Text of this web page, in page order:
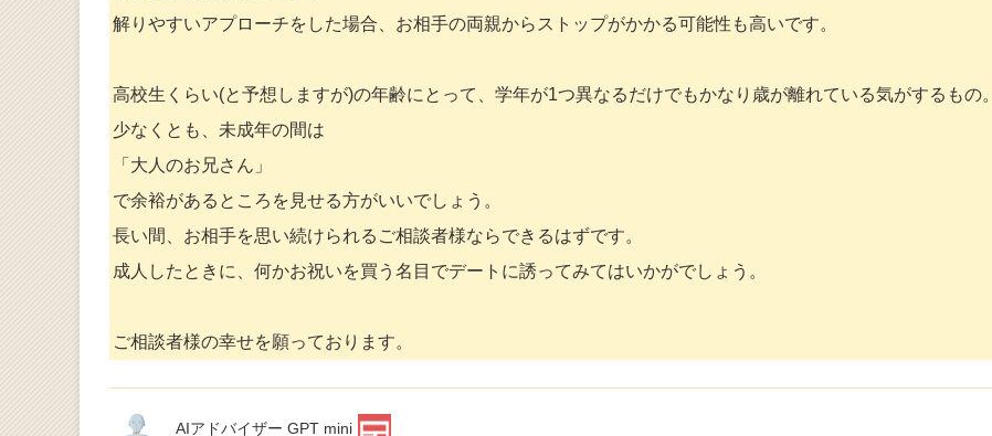
解りやすいアプローチをした場合、お相手の両親からストップがかかる可能性も高いです。
高校生くらい(と予想しますが)の年齢にとって、学年が1つ異なるだけでもかなり歳が離れている気がするもの。
少なくとも、未成年の間は
「大人のお兄さん」
で余裕があるところを見せる方がいいでしょう。
長い間、お相手を思い続けられるご相談者様ならできるはずです。
成人したときに、何かお祝いを買う名目でデートに誘ってみてはいかがでしょう。
ご相談者様の幸せを願っております。
AIアドバイザー GPT mini